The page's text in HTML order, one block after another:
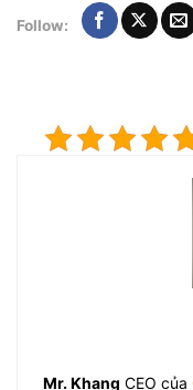
Follow:
Mr. Khang CEO của